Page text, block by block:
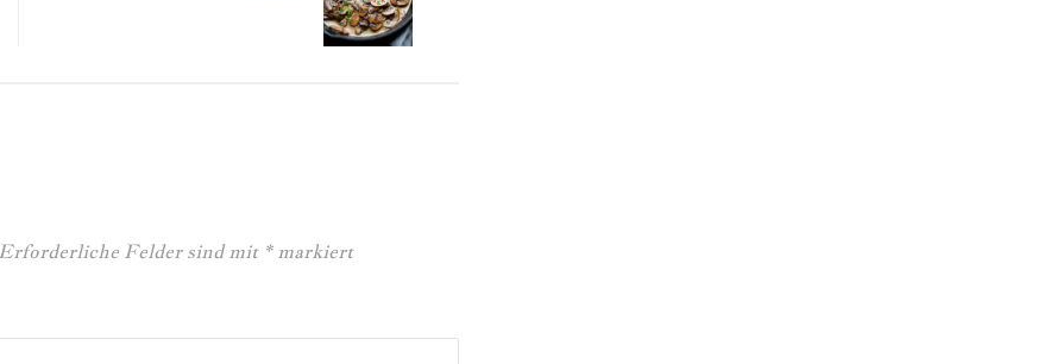
Erforderliche Felder sind mit *markiert